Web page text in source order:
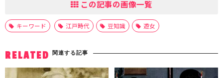
この記事の画像一覧
キーワード 江戸時代 豆知識 遊女
RELATED 関連する記事